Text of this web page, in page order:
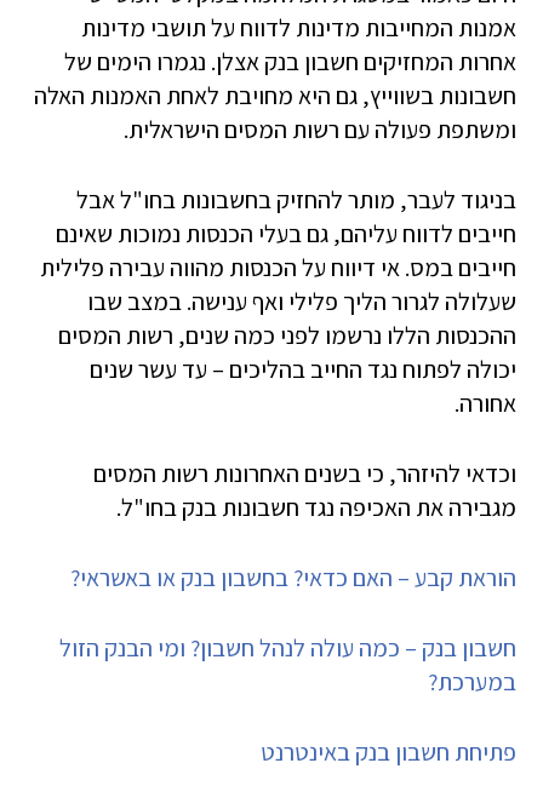
אמנות המחייבות מדינות לדווח על תושבי מדינות
אחרות המחזיקים חשבון בנק אצלן. נגמרו הימים של
חשבונות בשווייץ, גם היא מחויבת לאחת האמנות האלה
ומשתפת פעולה עם רשות המסים הישראלית.
בניגוד לעבר, מותר להחזיק בחשבונות בחו"ל אבל
חייבים לדווח עליהם, גם בעלי הכנסות נמוכות שאינם
חייבים במס. אי דיווח על הכנסות מהווה עבירה פלילית
שעלולה לגרור הליך פלילי ואף ענישה. במצב שבו
ההכנסות הללו נרשמו לפני כמה שנים, רשות המסים
יכולה לפתוח נגד החייב בהליכים – עד עשר שנים
אחורה.
וכדאי להיזהר, כי בשנים האחרונות רשות המסים
מגבירה את האכיפה נגד חשבונות בנק בחו"ל.
הוראת קבע – האם כדאי? בחשבון בנק או באשראי?
חשבון בנק – כמה עולה לנהל חשבון? ומי הבנק הזול
במערכת?
פתיחת חשבון בנק באינטרנט